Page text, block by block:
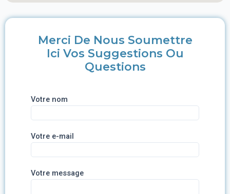
Merci De Nous Soumettre
Ici Vos Suggestions Ou
Questions
Votre nom
Votre e-mail
Votre message